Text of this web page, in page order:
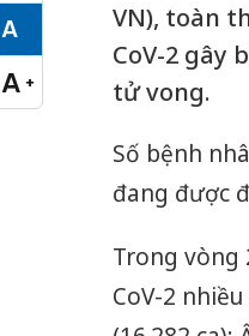
A
Cỡ chữ vừa
A +
Cỡ chữ lớn
VN), toàn
CoV-2 gây
tử vong.
Số bệnh
đang được
Trong vòng
CoV-2